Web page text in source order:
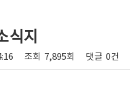
식지
조회 7,895회 댓글 0건